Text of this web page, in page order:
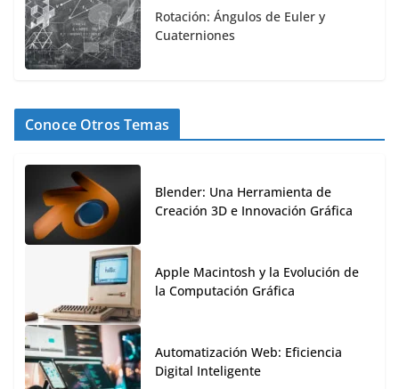
Rotación: Ángulos de Euler y
Cuaterniones
Conoce Otros Temas
Blender: Una Herramienta de
Creación 3D e Innovación Gráfica
Apple Macintosh y la Evolución de
la Computación Gráfica
Automatización Web: Eficiencia
Digital Inteligente